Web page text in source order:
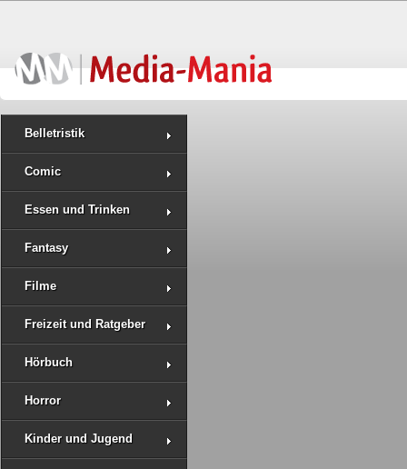
Belletristik
Comic
Essen und Trinken
Fantasy
Filme
Freizeit und Ratgeber
Hörbuch
Horror
Kinder und Jugend